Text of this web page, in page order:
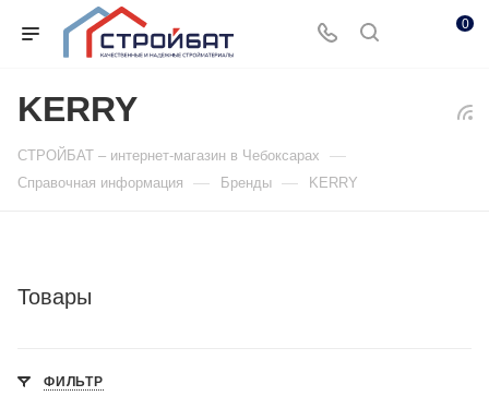
0
KERRY
СТРОЙБАТ – интернет-магазин в Чебоксарах —
Справочная информация — Бренды — KERRY
Товары
ФИЛЬТР